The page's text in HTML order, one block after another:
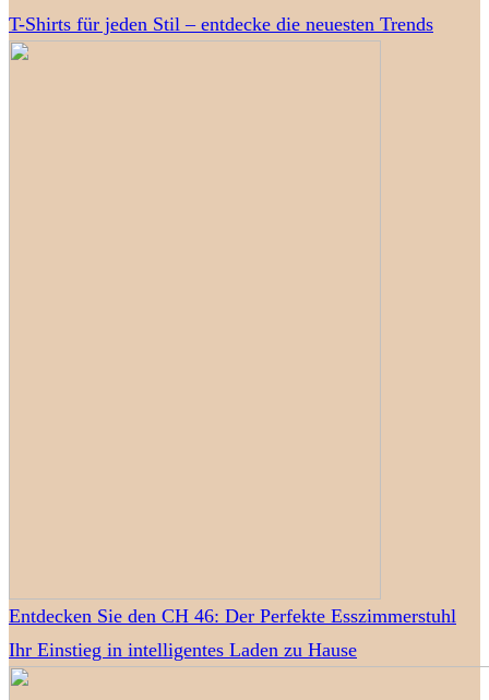
T-Shirts für jeden Stil – entdecke die neuesten Trends
Entdecken Sie den CH 46: Der Perfekte Esszimmerstuhl
Ihr Einstieg in intelligentes Laden zu Hause